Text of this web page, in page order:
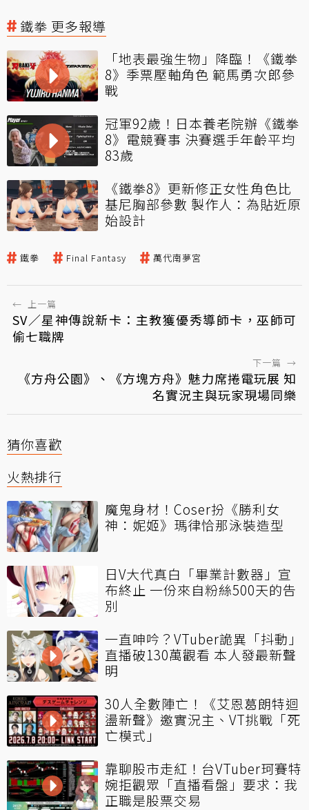
鐵拳 更多報導
「地表最強生物」降臨！《鐵拳
8》季票壓軸角色 範馬勇次郎參
戰
冠軍92歲！日本養老院辦《鐵拳
8》電競賽事 決賽選手年齡平均
83歲
《鐵拳8》更新修正女性角色比
基尼胸部參數 製作人：為貼近原
始設計
鐵拳 Final Fantasy 萬代南夢宮
← 上一篇
SV／星神傳說新卡：主教獲優秀導師卡，巫師可
偷七職牌
下一篇 →
《方舟公園》、《方塊方舟》魅力席捲電玩展 知
名實況主與玩家現場同樂
猜你喜歡
火熱排行
魔鬼身材！Coser扮《勝利女
神：妮姬》瑪律恰那泳裝造型
日V大代真白「畢業計數器」宣
布終止 一份來自粉絲500天的告
別
一直呻吟？VTuber詭異「抖動」
直播破130萬觀看 本人發最新聲
明
30人全數陣亡！《艾恩葛朗特迴
盪新聲》邀實況主、VT挑戰「死
亡模式」
靠聊股市走紅！台VTuber珂賽特
婉拒觀眾「直播看盤」要求：我
正職是股票交易